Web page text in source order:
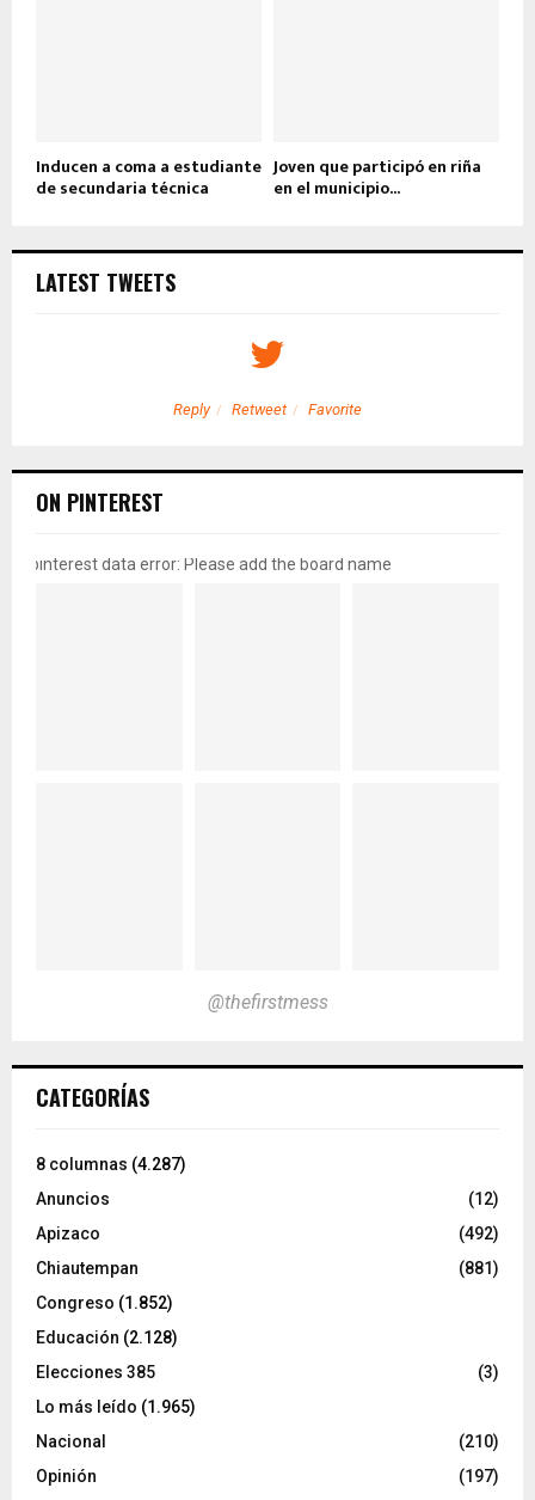
Inducen a coma a estudiante
de secundaria técnica
Joven que participó en riña
en el municipio...
LATEST TWEETS
Reply Retweet Favorite
ON PINTEREST
pinterest data error: Please add the board name
@thefirstmess
CATEGORÍAS
8 columnas (4.287)
Anuncios
(12)
Apizaco
(492)
Chiautempan
(881)
Congreso (1.852)
Educación (2.128)
Elecciones 385
(3)
Lo más leído (1.965)
Nacional
(210)
Opinión
(197)